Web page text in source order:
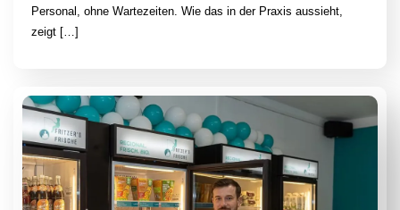
Personal, ohne Wartezeiten. Wie das in der Praxis aussieht,
zeigt […]